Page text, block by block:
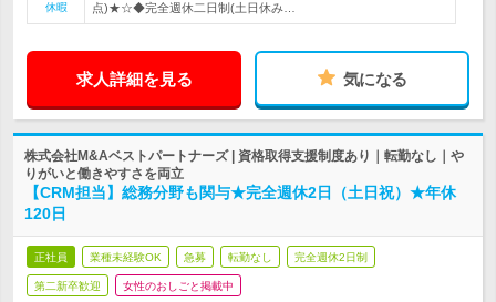
休暇
点)★☆◆完全週休二日制(土日休み…
求人詳細を見る 気になる
株式会社M&Aベストパートナーズ | 資格取得支援制度あり｜転勤なし｜や
りがいと働きやすさを両立
【CRM担当】総務分野も関与★完全週休2日（土日祝）★年休
120日
正社員 業種未経験OK 急募 転勤なし 完全週休2日制
第二新卒歓迎 女性のおしごと掲載中